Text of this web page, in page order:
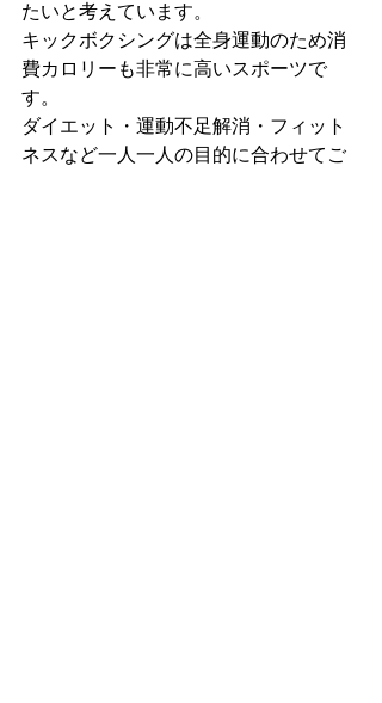
たいと考えています。
キックボクシングは全身運動のため消
費カロリーも非常に高いスポーツで
す。
ダイエット・運動不足解消・フィット
ネスなど一人一人の目的に合わせてご